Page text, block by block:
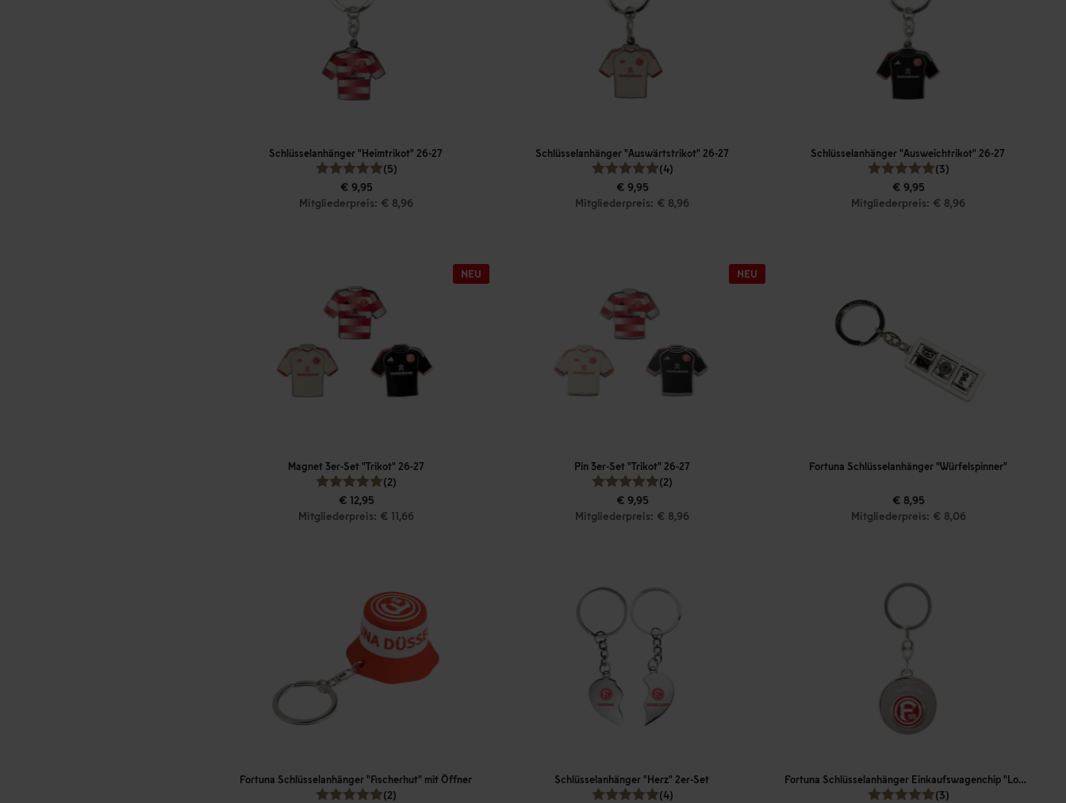
Schlüsselanhänger "Heimtrikot" 26-27
(5)
€ 9,95
Mitgliederpreis: € 8,96
Schlüsselanhänger "Auswärtstrikot" 26-27
(4)
€ 9,95
Mitgliederpreis: € 8,96
Schlüsselanhänger "Ausweichtrikot" 26-27
(3)
€ 9,95
Mitgliederpreis: € 8,96
Magnet 3er-Set "Trikot" 26-27
(2)
€ 12,95
Mitgliederpreis: € 11,66
Pin 3er-Set "Trikot" 26-27
(2)
€ 9,95
Mitgliederpreis: € 8,96
Fortuna Schlüsselanhänger "Würfelspinner"
€ 8,95
Mitgliederpreis: € 8,06
Fortuna Schlüsselanhänger "Fischerhut" mit Öffner
(2)
Schlüsselanhänger "Herz" 2er-Set
(4)
Fortuna Schlüsselanhänger Einkaufswagenchip "Logo"
(3)